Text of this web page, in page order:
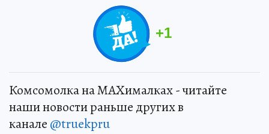
+1
Комсомолка на MAXималках - читайте
наши новости раньше других в
канале @truekpru